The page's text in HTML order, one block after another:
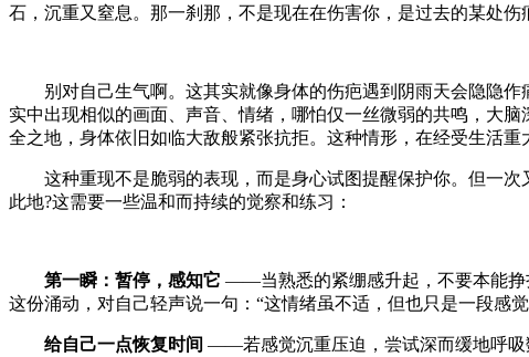
石，沉重又窒息。那一刹那，不是现在在伤害你，是过去的某处伤
别对自己生气啊。这其实就像身体的伤疤遇到阴雨天会隐隐作
实中出现相似的画面、声音、情绪，哪怕仅一丝微弱的共鸣，大
全之地，身体依旧如临大敌般紧张抗拒。这种情形，在经受生活
这种重现不是脆弱的表现，而是身心试图提醒保护你。但一次
此地?这需要一些温和而持续的觉察和练习：
​​第一瞬：暂停，感知它 ——当熟悉的紧绷感升起，不要本能挣
这份涌动，对自己轻声说一句：“这情绪虽不适，但也只是一段感
​​给自己一点恢复时间
——若感觉沉重压迫，尝试深而缓地呼吸